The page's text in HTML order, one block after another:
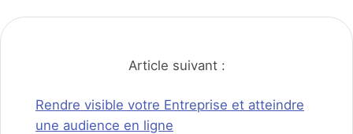
Article suivant :
Rendre visible votre Entreprise et atteindre
une audience en ligne